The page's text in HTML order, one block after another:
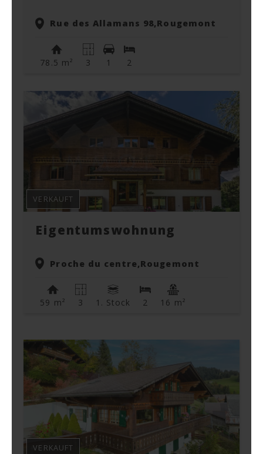
Rue des Allamans 98,Rougemont
78.5 m² 3 1 2
Eigentumswohnung
Proche du centre,Rougemont
VERKAUFT
59 m² 3 1. Stock 2 16 m²
VERKAUFT